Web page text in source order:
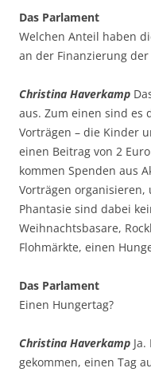
Das Parlament
Welchen Anteil haben
an der Finanzierung der
Christina Haverkamp
aus. Zum einen sind es
Vorträgen – die Kinder
einen Beitrag von 2
kommen Spenden aus
Vorträgen organisieren,
Phantasie sind dabei
Weihnachtsbasare,
Flohmärkte, einen
Das Parlament
Einen Hungertag?
Christina Haverkamp
gekommen, einen Tag